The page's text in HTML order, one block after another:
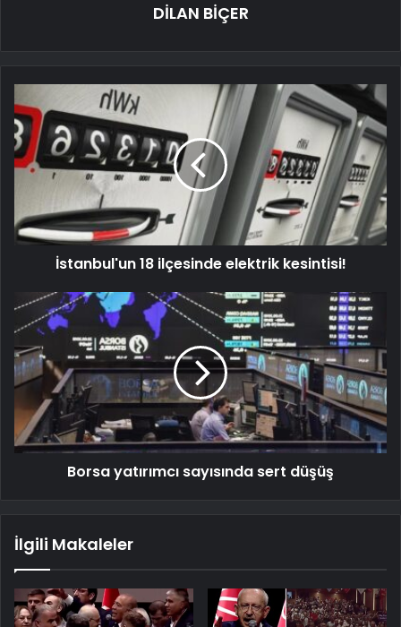
DİLAN BİÇER
İstanbul'un 18 ilçesinde elektrik kesintisi!
Borsa yatırımcı sayısında sert düşüş
İlgili Makaleler